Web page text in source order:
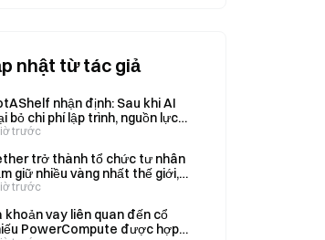
nhật từ tác giả
nhận định: Sau khi AI
bỏ chi phí lập trình, nguồn lực
hiếm duy nhất là “gu thẩm
trước
trở thành tổ chức tư nhân
giữ nhiều vàng nhất thế giới,
tổng lượng vàng nắm giữ trong
trước
khoản vay liên quan đến cổ
PowerCompute được hợp